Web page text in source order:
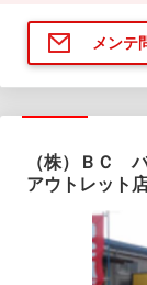
メンテ
（株）ＢＣ
アウトレット